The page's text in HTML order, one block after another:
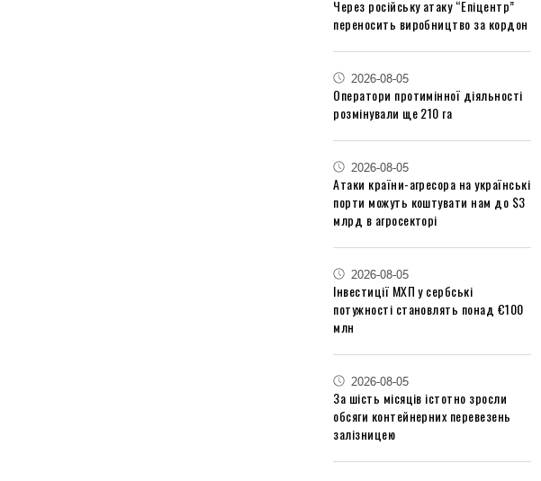
Через російську атаку “Епіцентр”
переносить виробництво за кордон
2026-08-05
Оператори протимінної діяльності
розмінували ще 210 га
2026-08-05
Атаки країни-агресора на українські
порти можуть коштувати нам до $3
млрд в агросекторі
2026-08-05
Інвестиції МХП у сербські
потужності становлять понад €100
млн
2026-08-05
За шість місяців істотно зросли
обсяги контейнерних перевезень
залізницею